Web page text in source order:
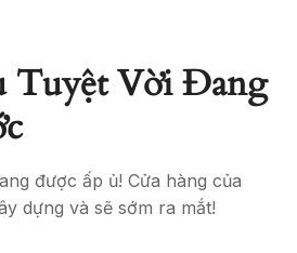
Tuyệt Vời Đang
được ấp ủ! Cửa hàng của
dựng và sẽ sớm ra mắt!